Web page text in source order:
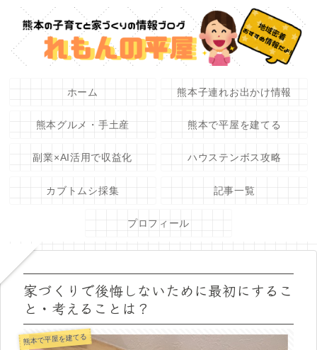
ホーム 熊本子連れお出かけ情報
熊本グルメ・手土産 熊本で平屋を建てる
副業×AI活用で収益化 ハウステンボス攻略
カブトムシ採集 記事一覧
プロフィール
家づくりで後悔しないために最初にするこ
と・考えることは？
熊本で平屋を建てる